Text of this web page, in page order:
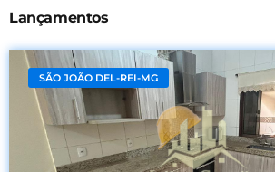
Lançamentos
SÃO JOÃO DEL-REI-MG